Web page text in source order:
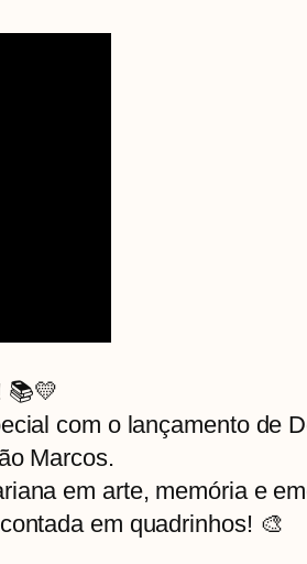
📚💛
com o lançamento de
Marcos.
em arte, memória e
em quadrinhos! 🎨